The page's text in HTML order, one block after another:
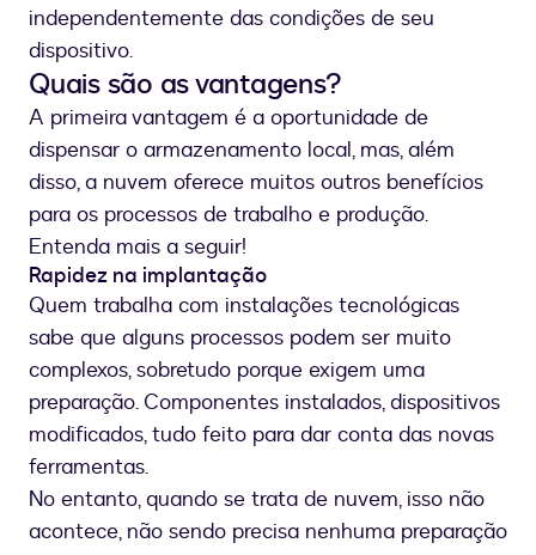
independentemente das condições de seu
dispositivo.
Quais são as vantagens?
A primeira vantagem é a oportunidade de
dispensar o armazenamento local, mas, além
disso, a nuvem oferece muitos outros benefícios
para os processos de trabalho e produção.
Entenda mais a seguir!
Rapidez na implantação
Quem trabalha com instalações tecnológicas
sabe que alguns processos podem ser muito
complexos, sobretudo porque exigem uma
preparação. Componentes instalados, dispositivos
modificados, tudo feito para dar conta das novas
ferramentas.
No entanto, quando se trata de nuvem, isso não
acontece, não sendo precisa nenhuma preparação